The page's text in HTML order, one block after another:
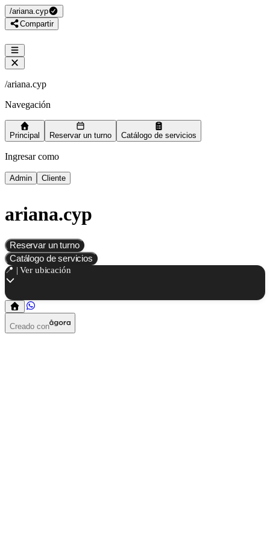
/ariana.cyp
Compartir
/ariana.cyp
Navegación
Principal Reservar un turno Catálogo de servicios
Ingresar como
Admin Cliente
ariana.cyp
Reservar un turno
Catálogo de servicios
📍 | Ver ubicación
Creado con